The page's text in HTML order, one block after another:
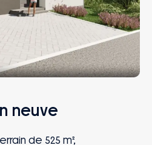
neuve
de 525 m²,